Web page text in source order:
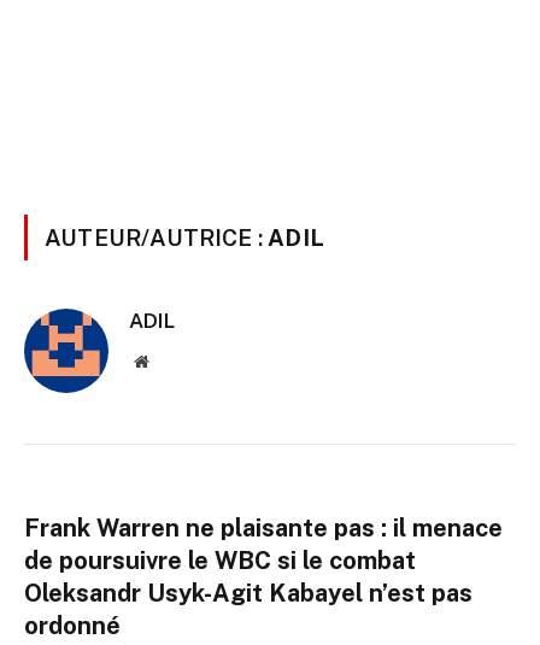
AUTEUR/AUTRICE : ADIL
ADIL
Site
Frank Warren ne plaisante pas : il menace
de poursuivre le WBC si le combat
Oleksandr Usyk-Agit Kabayel n’est pas
ordonné